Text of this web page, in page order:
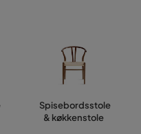
Spisebordsstole
& køkkenstole